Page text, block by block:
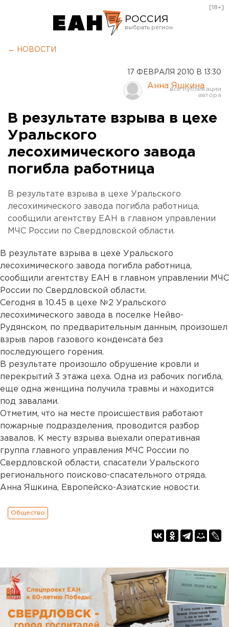
РОССИЯ
Курган
Оренбург
[18+]
← НОВОСТИ
17 ФЕВРАЛЯ 2010 В 13:30
Анна Яшкина
В результате взрыва в цехе
Уральского
лесохимического завода
погибла работница
В результате взрыва в цехе Уральского
лесохимического завода погибла работница,
сообщили агентству ЕАН в главном управлении
МЧС России по Свердловской области.
В результате взрыва в цехе Уральского
лесохимического завода погибла работница,
сообщили агентству ЕАН в главном управлении МЧС
России по Свердловской области.
Сегодня в 10.45 в цехе №2 Уральского
лесохимического завода в поселке Нейво-
Рудянском, по предварительным данным, произошел
взрыв паров газового конденсата без
последующего горения.
В результате произошло обрушение кровли и
перекрытий 3 этажа цеха. Одна из рабочих погибла,
еще одна женщина получила травмы и находится
под завалами.
Отметим, что на месте происшествия работают
пожарные подразделения, проводится разбор
завалов. К месту взрыва выехали оперативная
группа главного управления МЧС России по
Свердловской области, спасатели Уральского
регионального поисково-спасательного отряда.
Анна Яшкина, Европейско-Азиатские новости.
Общество